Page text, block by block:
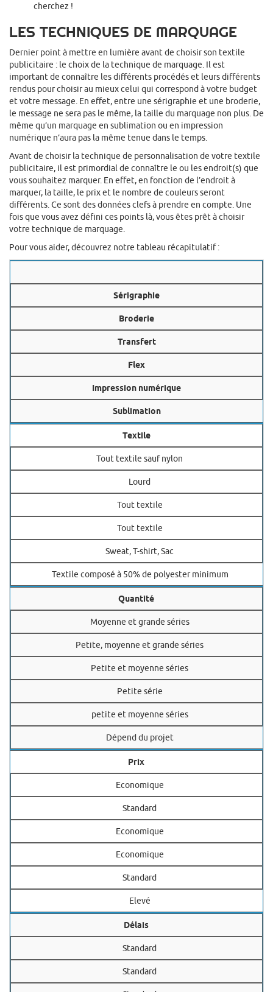
cherchez !
LES TECHNIQUES DE MARQUAGE
Dernier point à mettre en lumière avant de choisir son textile
publicitaire : le choix de la technique de marquage. Il est
important de connaître les différents procédés et leurs différents
rendus pour choisir au mieux celui qui correspond à votre budget
et votre message. En effet, entre une sérigraphie et une broderie,
le message ne sera pas le même, la taille du marquage non plus. De
même qu’un marquage en sublimation ou en impression
numérique n’aura pas la même tenue dans le temps.
Avant de choisir la technique de personnalisation de votre textile
publicitaire, il est primordial de connaître le ou les endroit(s) que
vous souhaitez marquer. En effet, en fonction de l’endroit à
marquer, la taille, le prix et le nombre de couleurs seront
différents. Ce sont des données clefs à prendre en compte. Une
fois que vous avez défini ces points là, vous êtes prêt à choisir
votre technique de marquage.
Pour vous aider, découvrez notre tableau récapitulatif :
Sérigraphie
Broderie
Transfert
Flex
Impression numérique
Sublimation
Textile
Tout textile sauf nylon
Lourd
Tout textile
Tout textile
Sweat, T-shirt, Sac
Textile composé à 50% de polyester minimum
Quantité
Moyenne et grande séries
Petite, moyenne et grande séries
Petite et moyenne séries
Petite série
petite et moyenne séries
Dépend du projet
Prix
Economique
Standard
Economique
Economique
Standard
Elevé
Délais
Standard
Standard